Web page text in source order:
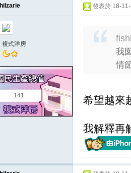
hilzarie
複式洋房
141
發表於 18-
我
情
希望越來
我解釋再